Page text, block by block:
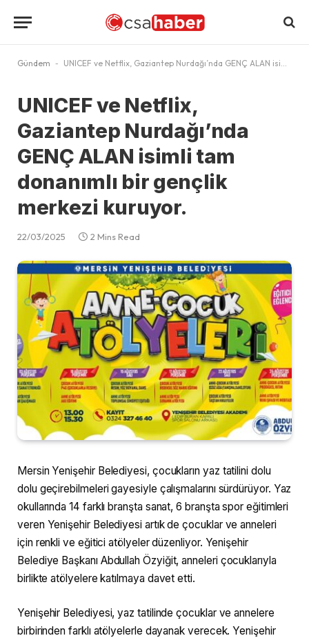
Gündem - UNICEF ve Netflix, Gaziantep Nurdağı’nda GENÇ ALAN isimli tam donanımlı bir gençlik merkezi kuruyor.
UNICEF ve Netflix,
Gaziantep Nurdağı’nda
GENÇ ALAN isimli tam
donanımlı bir gençlik
merkezi kuruyor.
22/03/2025 2 Mins Read
Mersin Yenişehir Belediyesi, çocukların yaz tatilini dolu
dolu geçirebilmeleri gayesiyle çalışmalarını sürdürüyor. Yaz
okullarında 14 farklı branşta sanat, 6 branşta spor eğitimleri
veren Yenişehir Belediyesi artık de çocuklar ve anneleri
için renkli ve eğitici atölyeler düzenliyor. Yenişehir
Belediye Başkanı Abdullah Özyiğit, anneleri çocuklarıyla
birlikte atölyelere katılmaya davet etti.
Yenişehir Belediyesi, yaz tatilinde çocuklar ve annelere
birbirinden farklı atölyelerle dayanak verecek. Yenişehir